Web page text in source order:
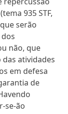
935 STF,
serão
não, que
atividades
em defesa
de
se-ão